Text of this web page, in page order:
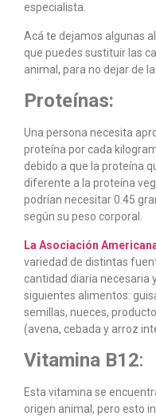
especialista.
Acá te dejamos algunas
que puedes sustituir las
animal, para no dejar de
Proteínas:
Una persona necesita
proteína por cada
debido a que la proteína
diferente a la proteína
podrían necesitar 0.45
según su peso corporal.
La Asociación
variedad de distintas
cantidad diaria necesaria
siguientes alimentos:
semillas, nueces,
(avena, cebada y arroz
Vitamina B12:
Esta vitamina se
origen animal, pero esto